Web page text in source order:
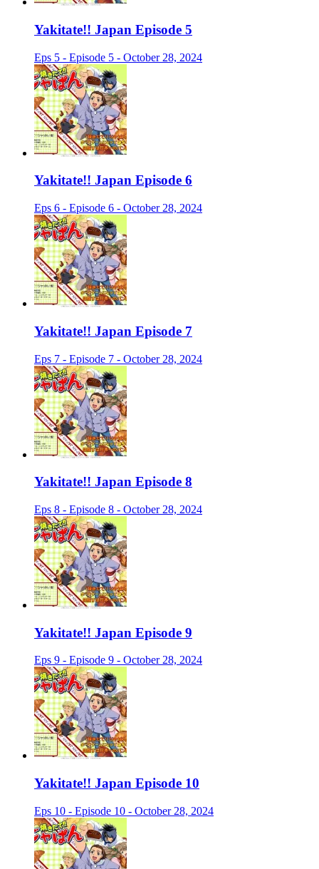
Yakitate!! Japan Episode 5
Eps 5 - Episode 5 - October 28, 2024
Yakitate!! Japan Episode 6
Eps 6 - Episode 6 - October 28, 2024
Yakitate!! Japan Episode 7
Eps 7 - Episode 7 - October 28, 2024
Yakitate!! Japan Episode 8
Eps 8 - Episode 8 - October 28, 2024
Yakitate!! Japan Episode 9
Eps 9 - Episode 9 - October 28, 2024
Yakitate!! Japan Episode 10
Eps 10 - Episode 10 - October 28, 2024